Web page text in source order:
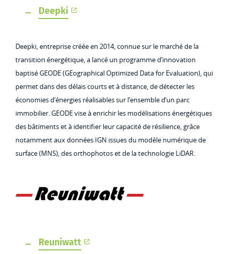
Deepki
Deepki, entreprise créée en 2014, connue sur le marché de la
transition énergétique, a lancé un programme d’innovation
baptisé GEODE (GEographical Optimized Data for Evaluation), qui
permet dans des délais courts et à distance, de détecter les
économies d’énergies réalisables sur l’ensemble d’un parc
immobilier. GEODE vise à enrichir les modélisations énergétiques
des bâtiments et à identifier leur capacité de résilience, grâce
notamment aux données IGN issues du modèle numérique de
surface (MNS), des orthophotos et de la technologie LiDAR.
Reuniwatt